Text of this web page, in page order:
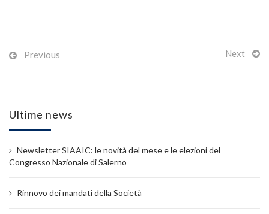
Previous Next
Ultime news
Newsletter SIAAIC: le novità del mese e le elezioni del
Congresso Nazionale di Salerno
Rinnovo dei mandati della Società